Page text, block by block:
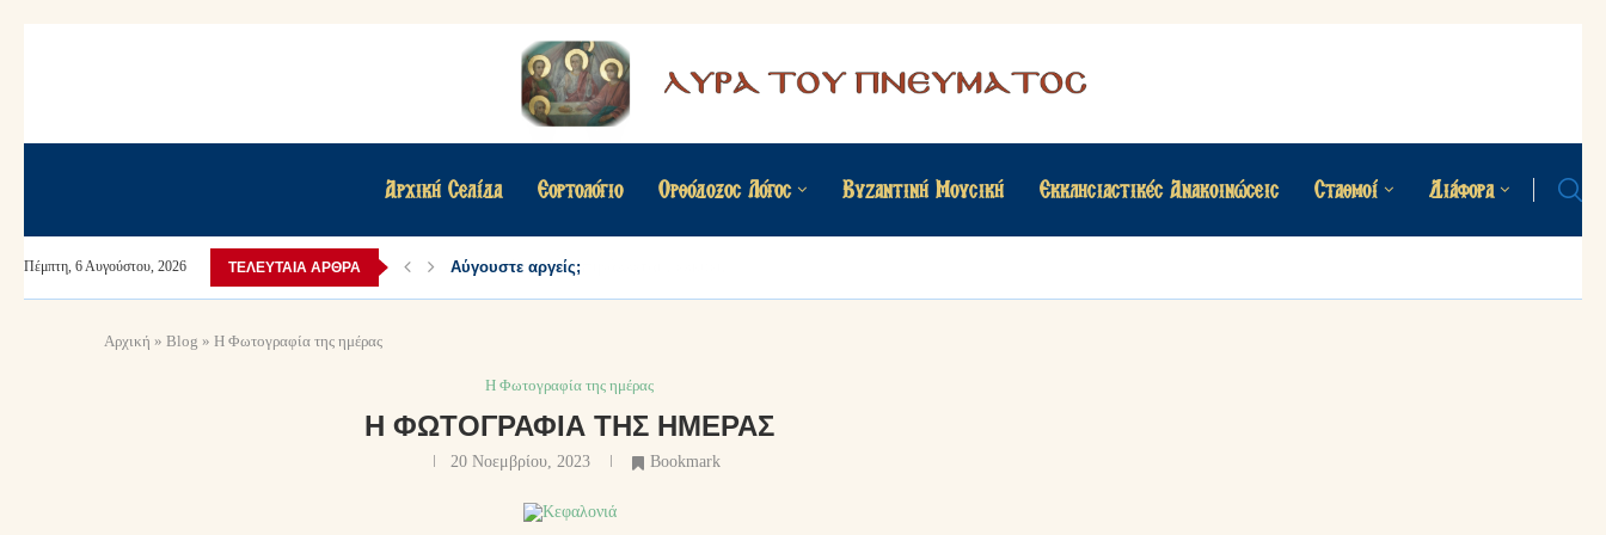
Αρχική Σελίδα Εορτολόγιο Ορθόδοξος Λόγος Βυζαντινή Μουσική Εκκλησιαστικές Ανακοινώσεις Σταθμοί Διάφορα
Πέμπτη, 6 Αυγούστου, 2026 ΤΕΛΕΥΤΑΊΑ ΆΡΘΡΑ Αύγουστε αργείς;
Αρχική » Blog » Η Φωτογραφία της ημέρας
Η Φωτογραφία της ημέρας
Η ΦΩΤΟΓΡΑΦΊΑ ΤΗΣ ΗΜΈΡΑΣ
20 Νοεμβρίου, 2023 Bookmark